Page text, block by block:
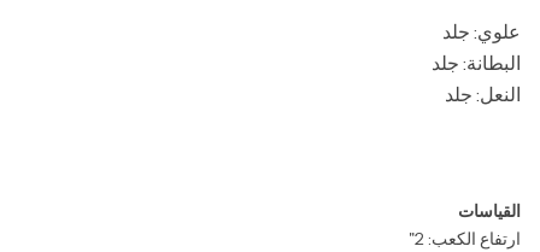
علوي: جلد
البطانة: جلد
النعل: جلد
القياسات
ارتفاع الكعب: 2"